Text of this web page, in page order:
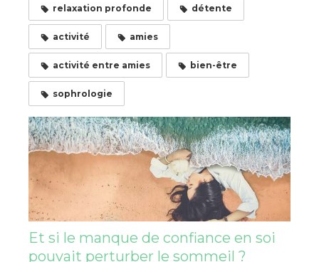
relaxation profonde détente
activité amies
activité entre amies bien-être
sophrologie
Et si le manque de confiance en soi
pouvait perturber le sommeil ?